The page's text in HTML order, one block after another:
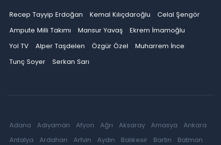
Recep Tayyip Erdoğan Kemal Kılıçdaroğlu
Celal Şengör
Ampute Milli Takımı
Mansur Yavaş
Ekrem İmamoğlu
Yol TV
Alper Taşdelen Özgür Özel
Muharrem İnce
Tunç Soyer
Serkan Sarı
Adana Adıyaman Afyon Ağrı Aksaray Amasya
Ankara
Antalya
Ardahan Artvin Aydın Balıkesir Bartın
Batman